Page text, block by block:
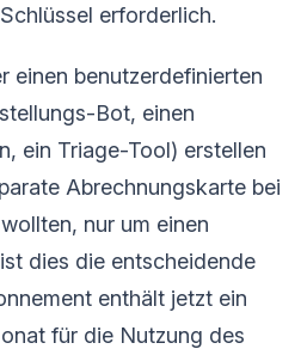
erforderlich.
einen benutzerdefinierten
Bot, einen
ein Triage-Tool) erstellen
Abrechnungskarte bei
nur um einen
dies die entscheidende
enthält jetzt ein
für die Nutzung des